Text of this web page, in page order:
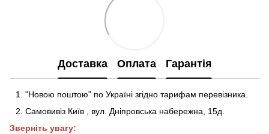
Доставка Оплата Гарантія
"Новою поштою" по Україні згідно тарифам перевізника.
Самовивіз Київ
вул. Дніпровська набережна , 15д
Зверніть увагу: